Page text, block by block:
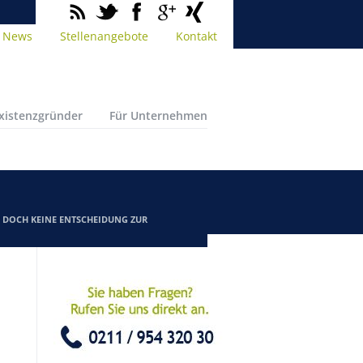
News Stellenangebote Kontakt
Für Unternehmen
DOCH KEINE ENTSCHEIDUNG ZUR